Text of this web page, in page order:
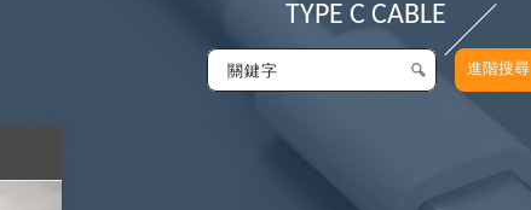
TYPE C CABLE
進階搜尋